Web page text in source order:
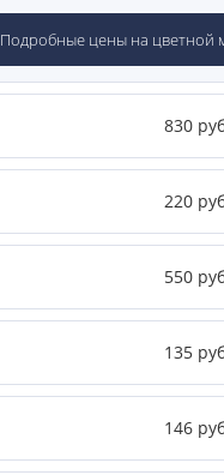
Подробные цены на цветной
830
220
550
135
146